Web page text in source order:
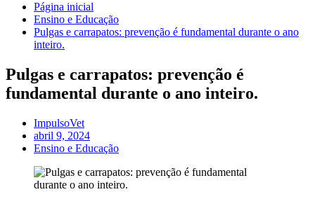
Página inicial
Ensino e Educação
Pulgas e carrapatos: prevenção é fundamental durante o ano
inteiro.
Pulgas e carrapatos: prevenção é
fundamental durante o ano inteiro.
ImpulsoVet
abril 9, 2024
Ensino e Educação